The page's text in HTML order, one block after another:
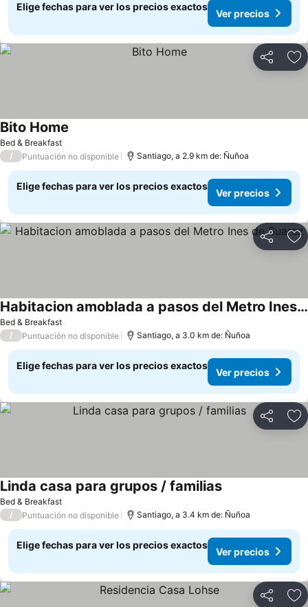
Elige fechas para ver los precios exactos
Ver precios
Compartir
Bed & Breakfast
Bito Home
/ Puntuación no disponible Santiago, a 2.9 km de: Ñuñoa
Elige fechas para ver los precios exactos
Ver precios
Compartir
Bed & Breakfast
Habitacion amoblada a pasos del Metro Ines de Suarez
/ Puntuación no disponible Santiago, a 3.0 km de: Ñuñoa
Elige fechas para ver los precios exactos
Ver precios
Compartir
Bed & Breakfast
Linda casa para grupos / familias
/ Puntuación no disponible Santiago, a 3.4 km de: Ñuñoa
Elige fechas para ver los precios exactos
Ver precios
Compartir